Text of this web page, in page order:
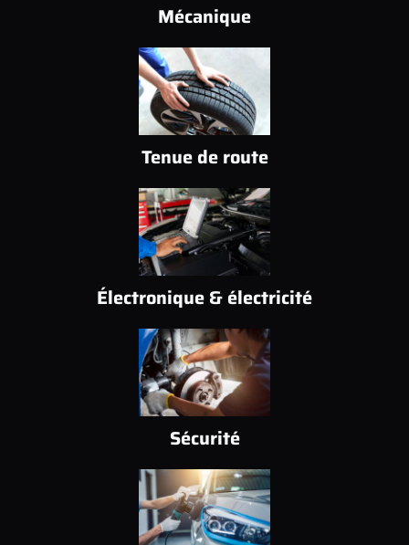
Mécanique
Tenue de route
Électronique & électricité
Sécurité